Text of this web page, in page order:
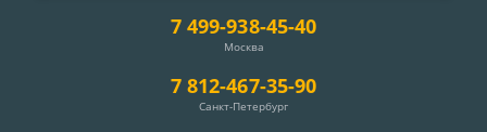
7 499-938-45-40
Москва
7 812-467-35-90
Санкт-Петербург